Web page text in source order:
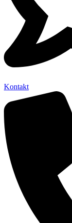
Kontakt